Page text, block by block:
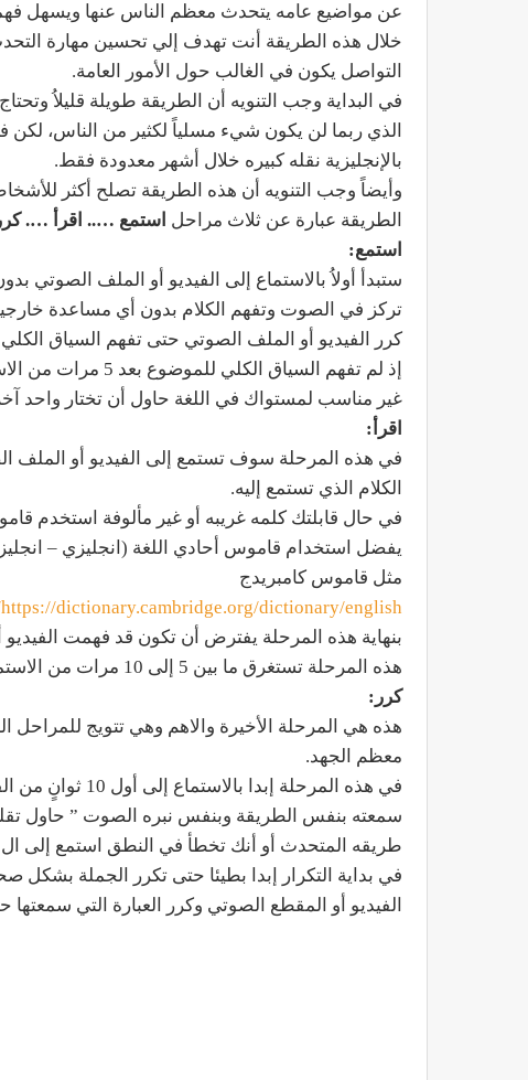
عن مواضيع عامه يتحدث معظم الناس عنها ويسهل
خلال هذه الطريقة أنت تهدف إلي تحسين مهارة
التواصل يكون في الغالب حول الأمور العامة.
في البداية وجب التنويه أن الطريقة طويلة قليلاُ
الذي ربما لن يكون شيء مسلياً لكثير من الناس،
بالإنجليزية نقله كبيره خلال أشهر معدودة فقط.
وأيضاً وجب التنويه أن هذه الطريقة تصلح أكثر
الطريقة عبارة عن ثلاث مراحل استمع ….. اقرأ …. كرر
استمع:
تركز في الصوت وتفهم الكلام بدون أي مساعدة
كرر الفيديو أو الملف الصوتي حتى تفهم السياق
إذ لم تفهم السياق
غير مناسب لمستواك في اللغة حاول أن تختار واحد
اقرأ:
الكلام الذي تستمع إليه.
في حال قابلتك كلمه غريبه أو غير مألوفة استخدم
يفضل استخدام قاموس أحادي اللغة (انجليزي –
مثل قاموس كامبريدج
https://dictionary.cambridge.org/dictionary/english/
بنهاية هذه المرحلة يفترض أن تكون قد فهمت
هذه المرحلة تستغرق ما بين 5 إلى 10 مرات من الاستماع.
كرر:
هذه هي المرحلة الأخيرة والاهم وهي تتويج
معظم الجهد.
في هذه المرحلة
سمعته بنفس الطريقة وبنفس نبره الصوت ” حاول
طريقه المتحدث أو أنك تخطأ في النطق استمع إلى ال 10 ثوانٍ مرة أخري ثم ابدأ بالتكرار من جديد.
في بداية التكرار إبدا بطيئا حتى تكرر الجملة
الفيديو أو المقطع الصوتي وكرر العبارة التي سمعتها